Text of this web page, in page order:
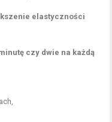
elastyczności
czy dwie na każdą